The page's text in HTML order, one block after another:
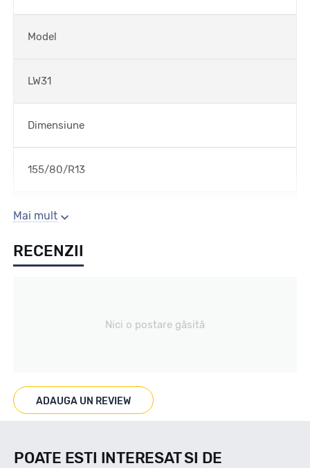
Model
LW31
Dimensiune
155/80/R13
Sezon
IARNA
Marcat M+S
Mai mult
RECENZII
Nici o postare găsită
ADAUGA UN REVIEW
POATE ESTI INTERESAT SI DE